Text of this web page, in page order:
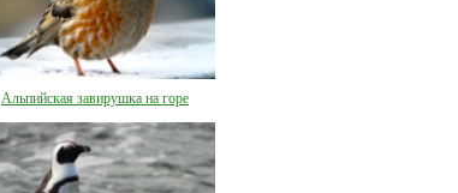
Альпийская завирушка на горе